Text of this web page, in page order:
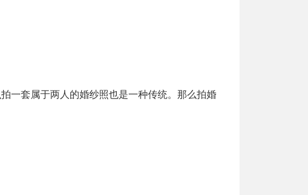
一套属于两人的婚纱照也是一种传统。那么拍婚